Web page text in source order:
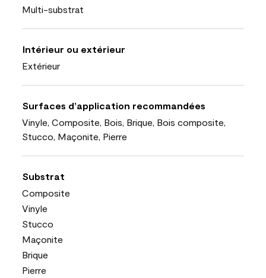
Multi-substrat
Intérieur ou extérieur
Extérieur
Surfaces d’application recommandées
Vinyle, Composite, Bois, Brique, Bois composite,
Stucco, Maçonite, Pierre
Substrat
Composite
Vinyle
Stucco
Maçonite
Brique
Pierre